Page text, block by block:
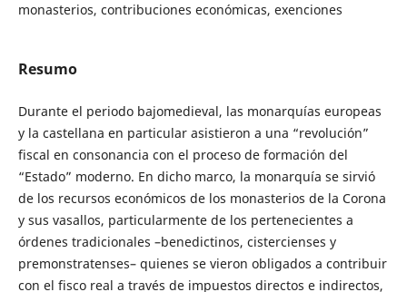
monasterios, contribuciones económicas, exenciones
Resumo
Durante el periodo bajomedieval, las monarquías europeas
y la castellana en particular asistieron a una “revolución”
fiscal en consonancia con el proceso de formación del
“Estado” moderno. En dicho marco, la monarquía se sirvió
de los recursos económicos de los monasterios de la Corona
y sus vasallos, particularmente de los pertenecientes a
órdenes tradicionales –benedictinos, cistercienses y
premonstratenses– quienes se vieron obligados a contribuir
con el fisco real a través de impuestos directos e indirectos,